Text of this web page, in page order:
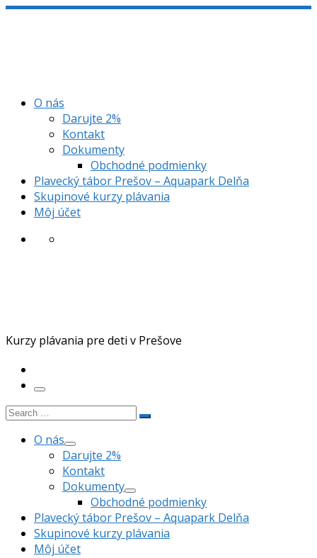
Skip
O nás
Darujte 2%
Kontakt
Dokumenty
Obchodné podmienky
Plavecký tábor Prešov – Aquapark Delňa
Skupinové kurzy plávania
Môj účet
Kurzy plávania pre deti v Prešove
Menu
Search
Search
O nás
Darujte 2%
Kontakt
Dokumenty
Obchodné podmienky
Plavecký tábor Prešov – Aquapark Delňa
Skupinové kurzy plávania
Môj účet